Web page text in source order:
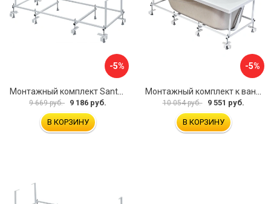
-5%
9 669 руб. 9 186 руб.
В КОРЗИНУ
-5%
10 054 руб. 9 551 руб.
В КОРЗИНУ